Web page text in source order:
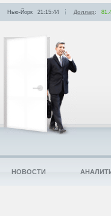
Нью-Йорк 21:15:44 Доллар:
НОВОСТИ